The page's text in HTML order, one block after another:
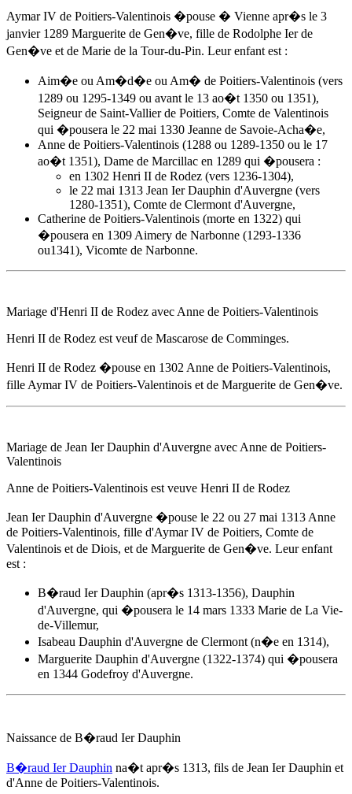
Aymar IV de Poitiers-Valentinois �pouse � Vienne apr�s le 3
janvier 1289 Marguerite de Gen�ve, fille de Rodolphe Ier de
Gen�ve et de Marie de la Tour-du-Pin. Leur enfant est :
Aim�e ou Am�d�e ou Am� de Poitiers-Valentinois (vers
1289 ou 1295-1349 ou avant le 13 ao�t 1350 ou 1351),
Seigneur de Saint-Vallier de Poitiers, Comte de Valentinois
qui �pousera le 22 mai 1330 Jeanne de Savoie-Acha�e,
Anne de Poitiers-Valentinois (1288 ou 1289-1350 ou le 17
ao�t 1351), Dame de Marcillac en 1289 qui �pousera :
en 1302 Henri II de Rodez (vers 1236-1304),
le 22 mai 1313 Jean Ier Dauphin d'Auvergne (vers
1280-1351), Comte de Clermont d'Auvergne,
Catherine de Poitiers-Valentinois (morte en 1322) qui
�pousera en 1309 Aimery de Narbonne (1293-1336
ou1341), Vicomte de Narbonne.
Mariage d'Henri II de Rodez avec Anne de Poitiers-Valentinois
Henri II de Rodez est veuf de Mascarose de Comminges.
Henri II de Rodez �pouse en 1302 Anne de Poitiers-Valentinois,
fille Aymar IV de Poitiers-Valentinois et de Marguerite de Gen�ve.
Mariage de Jean Ier Dauphin d'Auvergne avec Anne de Poitiers-
Valentinois
Anne de Poitiers-Valentinois est veuve Henri II de Rodez
Jean Ier Dauphin d'Auvergne �pouse le 22 ou 27 mai 1313 Anne
de Poitiers-Valentinois, fille d'Aymar IV de Poitiers, Comte de
Valentinois et de Diois, et de Marguerite de Gen�ve. Leur enfant
est :
B�raud Ier Dauphin (apr�s 1313-1356), Dauphin
d'Auvergne, qui �pousera le 14 mars 1333 Marie de La Vie-
de-Villemur,
Isabeau Dauphin d'Auvergne de Clermont (n�e en 1314),
Marguerite Dauphin d'Auvergne (1322-1374) qui �pousera
en 1344 Godefroy d'Auvergne.
Naissance de B�raud Ier Dauphin
B�raud Ier Dauphin na�t apr�s 1313, fils de Jean Ier Dauphin et
d'Anne de Poitiers-Valentinois.